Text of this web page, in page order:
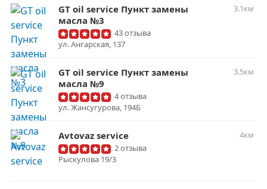
GT oil service Пункт замены
масла №3
3.1км
43 отзыва
ул. ​Ангарская, 137
GT oil service Пункт замены
масла №9
3.5км
4 отзыва
ул. ​Жансугурова, 194Б
Avtovaz service
4км
2 отзыва
Рыскулова 19/3